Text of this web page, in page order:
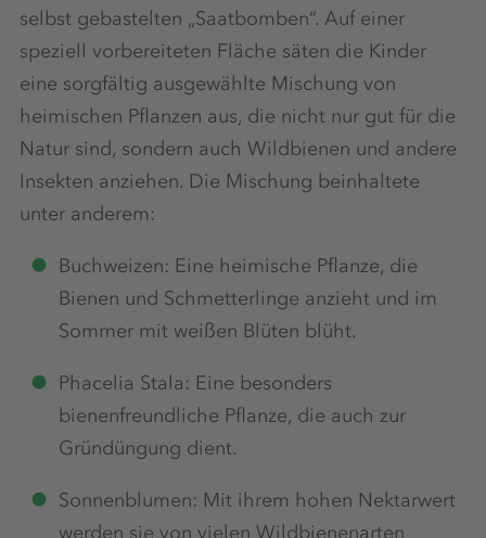
selbst gebastelten „Saatbomben“. Auf einer
speziell vorbereiteten Fläche säten die Kinder
eine sorgfältig ausgewählte Mischung von
heimischen Pflanzen aus, die nicht nur gut für die
Natur sind, sondern auch Wildbienen und andere
Insekten anziehen. Die Mischung beinhaltete
unter anderem:
Buchweizen: Eine heimische Pflanze, die
Bienen und Schmetterlinge anzieht und im
Sommer mit weißen Blüten blüht.
Phacelia Stala: Eine besonders
bienenfreundliche Pflanze, die auch zur
Gründüngung dient.
Sonnenblumen: Mit ihrem hohen Nektarwert
werden sie von vielen Wildbienenarten